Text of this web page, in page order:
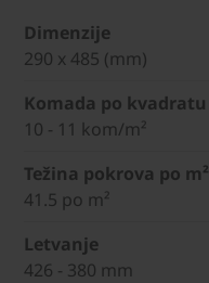
Dimenzije
290 x 485 (mm)
Komada po kvadratu
10 - 11 kom/m²
Težina pokrova po m²
41.5 po m²
Letvanje
426 - 380 mm